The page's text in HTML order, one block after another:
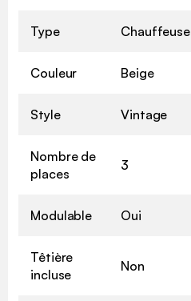
Type Chauffeuse
Couleur Beige
Style Vintage
Nombre de
places
3
Modulable Oui
Têtière
incluse
Non